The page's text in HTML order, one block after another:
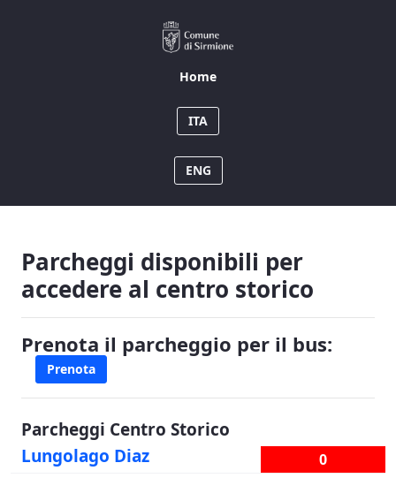
Home
ITA
ENG
Parcheggi disponibili per
accedere al centro storico
Prenota il parcheggio per il bus:
Prenota
Parcheggi Centro Storico
Lungolago Diaz
0